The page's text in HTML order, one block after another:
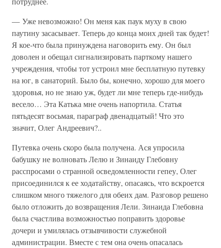
— Уже невозможно! Он меня как паук муху в свою
паутину засасывает. Теперь до конца моих дней так будет!
Я кое-что была принуждена наговорить ему. Он был
доволен и обещал сигнализировать парткому нашего
учреждения, чтобы тот устроил мне бесплатную путевку
на юг, в санаторий. Было бы, конечно, хорошо для моего
здоровья, но не знаю уж, будет ли мне теперь где-нибудь
весело… Эта Катька мне очень напортила. Статья
пятьдесят восьмая, параграф двенадцатый! Что это
значит, Олег Андреевич?..
Путевка очень скоро была получена. Ася упросила
бабушку не волновать Лелю и Зинаиду Глебовну
расспросами о странной осведомленности гепеу, Олег
присоединился к ее ходатайству, опасаясь, что вскроется
слишком много тяжелого для обеих дам. Разговор решено
было отложить до возвращения Лели. Зинаида Глебовна
была счастлива возможностью поправить здоровье
дочери и умилялась отзывчивости служебной
администрации. Вместе с тем она очень опасалась